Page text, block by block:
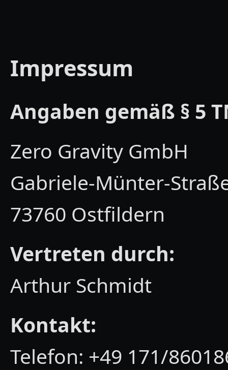
Impressum
Angaben gemäß § 5
Zero Gravity GmbH
Gabriele-Münter-
73760 Ostfildern
Vertreten durch:
Arthur Schmidt
Kontakt:
Telefon: +49 171/